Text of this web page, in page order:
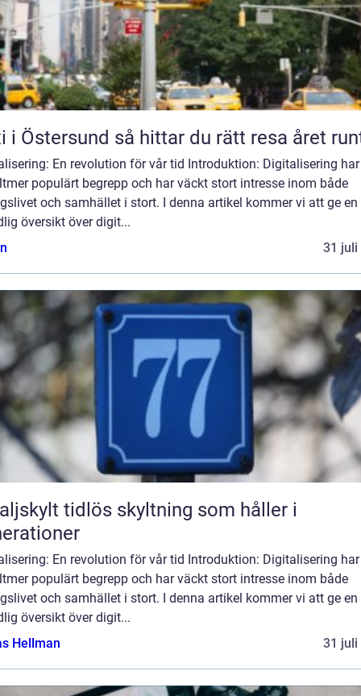
Taxi i Östersund så hittar du rätt resa året
En revolution för vår tid Introduktion: Digitalisering
populärt begrepp och har väckt stort intresse inom både
och samhället i stort. I denna artikel kommer vi att ge en
översikt över digit...
31 juli
skyltning som håller i
En revolution för vår tid Introduktion: Digitalisering
populärt begrepp och har väckt stort intresse inom både
och samhället i stort. I denna artikel kommer vi att ge en
översikt över digit...
Hellman
31 juli